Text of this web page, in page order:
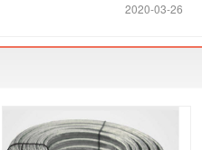
2020-03-26